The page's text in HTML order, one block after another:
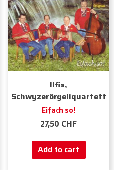
Ilfis,
Schwyzerörgeliquartett
Eifach so!
27,50 CHF
Add to cart